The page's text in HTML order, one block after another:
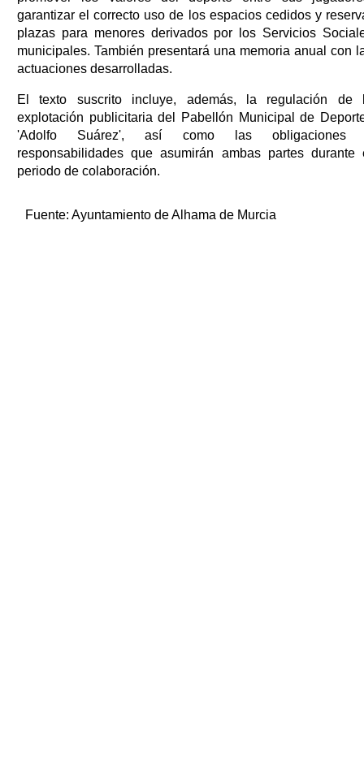
garantizar el correcto uso de los espacios cedidos y
plazas para menores derivados por los Servicios
municipales. También presentará una memoria anual con
actuaciones desarrolladas.
El texto suscrito incluye, además, la regulación de
explotación publicitaria del Pabellón Municipal de
'Adolfo Suárez', así como las obligaciones
responsabilidades que asumirán ambas partes durante
periodo de colaboración.
Fuente: Ayuntamiento de Alhama de Murcia